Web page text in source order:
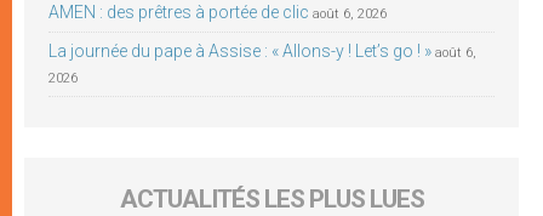
AMEN : des prêtres à portée de clic août 6, 2026
La journée du pape à Assise : « Allons-y ! Let’s go ! » août 6,
2026
ACTUALITÉS LES PLUS LUES